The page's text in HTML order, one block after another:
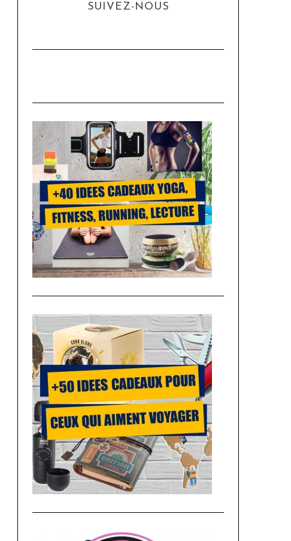
SUIVEZ-NOUS